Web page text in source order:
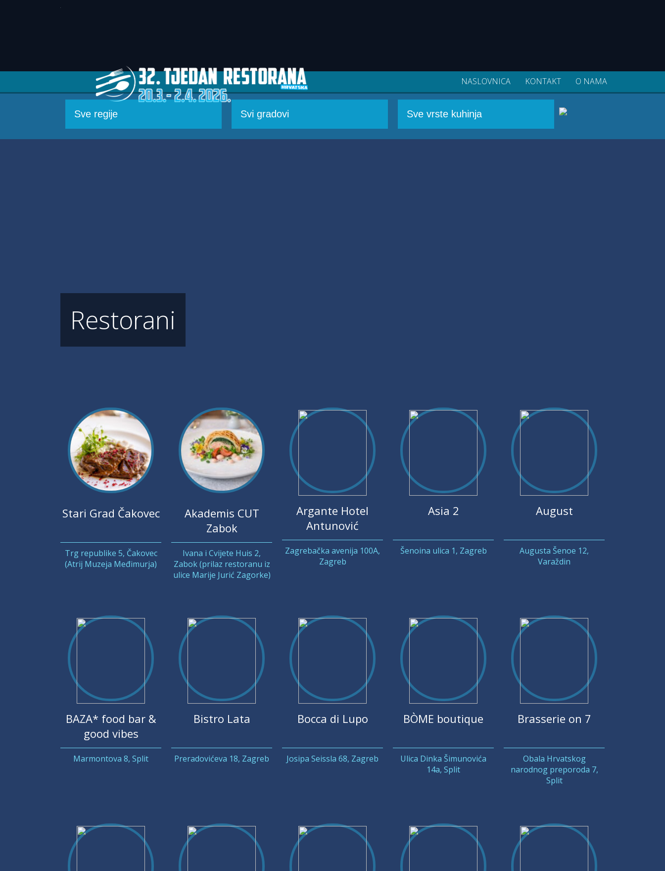
NASLOVNICA KONTAKT O NAMA
Restorani
Stari Grad Čakovec
Trg republike 5, Čakovec
(Atrij Muzeja Međimurja)
Akademis CUT
Zabok
Ivana i Cvijete Huis 2,
Zabok (prilaz restoranu iz
ulice Marije Jurić Zagorke)
Argante Hotel
Antunović
Zagrebačka avenija 100A,
Zagreb
Asia 2
Šenoina ulica 1, Zagreb
August
Augusta Šenoe 12,
Varaždin
BAZA* food bar &
good vibes
Marmontova 8, Split
Bistro Lata
Preradovićeva 18, Zagreb
Bocca di Lupo
Josipa Seissla 68, Zagreb
BÒME boutique
Ulica Dinka Šimunovića
14a, Split
Brasserie on 7
Obala Hrvatskog
narodnog preporoda 7,
Split